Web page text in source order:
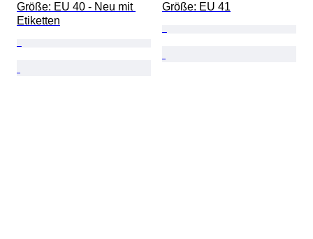
Größe: EU 40 - Neu mit
Etiketten
Größe: EU 41